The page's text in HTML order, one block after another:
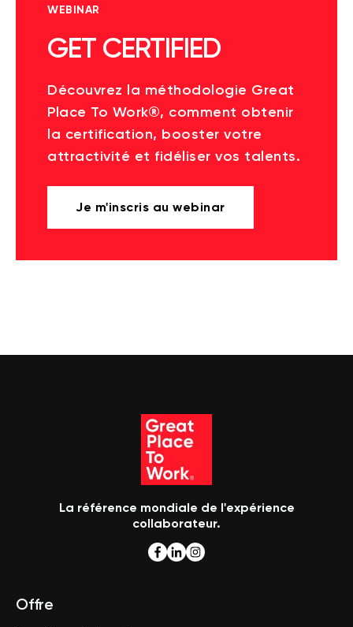
WEBINAR
GET CERTIFIED
Découvrez la méthodologie Great
Place To Work®, comment obtenir
la certification, booster votre
attractivité et fidéliser vos talents.
Je m'inscris au webinar
La référence mondiale de l'expérience
collaborateur.
Offre